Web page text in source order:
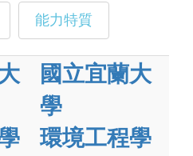
能力特質
國立宜蘭大
學
環境工程學